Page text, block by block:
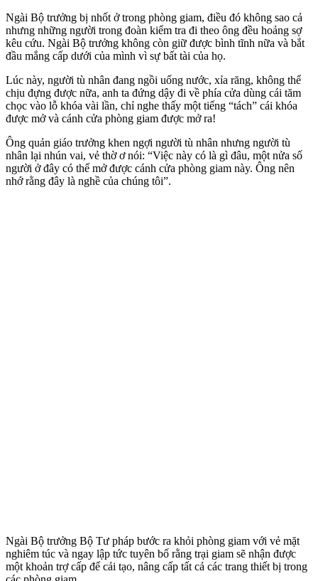
Ngài Bộ trưởng bị nhốt ở trong phòng giam, điều đó không sao cả
nhưng những người trong đoàn kiểm tra đi theo ông đều hoảng sợ
kêu cứu. Ngài Bộ trưởng không còn giữ được bình tĩnh nữa và bắt
đầu mắng cấp dưới của mình vì sự bất tài của họ.
Lúc này, người tù nhân đang ngồi uống nước, xỉa răng, không thể
chịu đựng được nữa, anh ta đứng dậy đi về phía cửa dùng cái tăm
chọc vào lỗ khóa vài lần, chỉ nghe thấy một tiếng “tách” cái khóa
được mở và cánh cửa phòng giam được mở ra!
Ông quản giáo trưởng khen ngợi người tù nhân nhưng người tù
nhân lại nhún vai, vẻ thờ ơ nói: “Việc này có là gì đâu, một nửa số
người ở đây có thể mở được cánh cửa phòng giam này. Ông nên
nhớ rằng đây là nghề của chúng tôi”.
Ngài Bộ trưởng Bộ Tư pháp bước ra khỏi phòng giam với vẻ mặt
nghiêm túc và ngay lập tức tuyên bố rằng trại giam sẽ nhận được
một khoản trợ cấp để cải tạo, nâng cấp tất cả các trang thiết bị trong